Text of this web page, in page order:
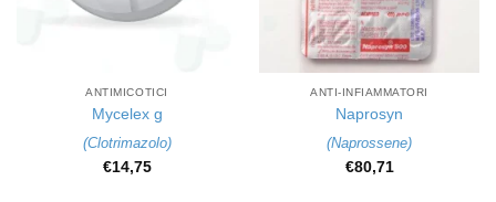
ANTIMICOTICI
Mycelex g
(Clotrimazolo)
€14,75
ANTI-INFIAMMATORI
Naprosyn
(Naprossene)
€80,71